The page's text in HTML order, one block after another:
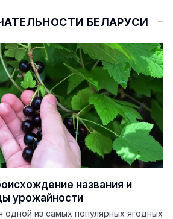
БЕЛАРУСИ
названия и
урожайности
одной из самых популярных ягодных